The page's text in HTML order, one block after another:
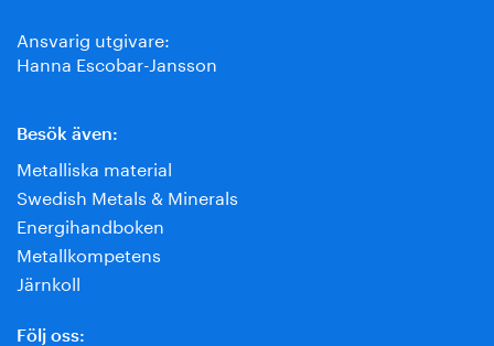
Ansvarig utgivare:
Hanna Escobar-Jansson
Besök även:
Metalliska material
Swedish Metals & Minerals
Energihandboken
Metallkompetens
Järnkoll
Följ oss: